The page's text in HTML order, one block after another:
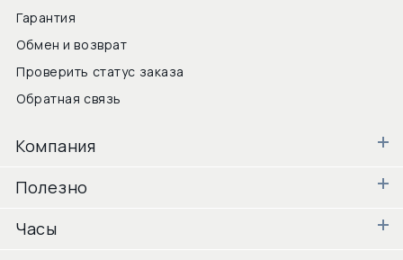
Гарантия
Обмен и возврат
Проверить статус заказа
Обратная связь
Компания
Полезно
Часы